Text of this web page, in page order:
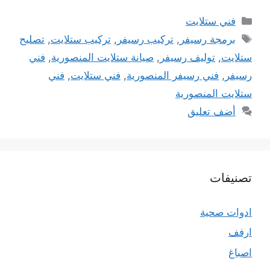
التصنيفات
فني ستلايت
الوسوم
برمجة رسيفر ,تركيب رسيفر ,تركيب ستلايت,تصليح
ستلايت, توليف رسيفر , صيانة ستلايت المنصورية, فني
رسيفر , فني رسيفر المنصورية, فني ستلايت, فني
ستلايت المنصورية
أضف تعليق
تصنيفات
ادوات صحية
ارفف
اصباغ